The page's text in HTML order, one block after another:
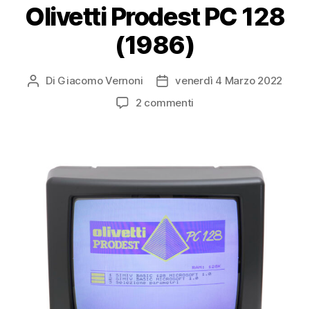
Olivetti Prodest PC 128
(1986)
Autore
Di Giacomo Vernoni
Data
dell'articolo
venerdì 4 Marzo 2022
2 commenti
(1986)